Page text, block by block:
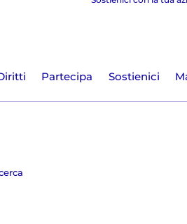
Partecipa Sostienici